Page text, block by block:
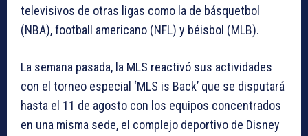
televisivos de otras ligas como la de básquetbol
(NBA), football americano (NFL) y béisbol (MLB).
La semana pasada, la MLS reactivó sus actividades
con el torneo especial ‘MLS is Back’ que se disputará
hasta el 11 de agosto con los equipos concentrados
en una misma sede, el complejo deportivo de Disney